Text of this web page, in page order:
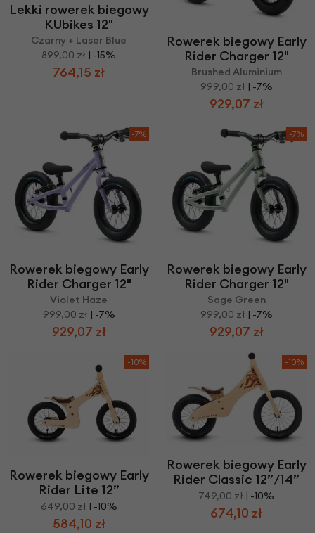
Lekki rowerek biegowy
KUbikes 12"
Czarny + Laser Blue
899,00 zł | -15%
764,15 zł
Rowerek biegowy Early
Rider Charger 12"
Brushed Aluminium
999,00 zł | -7%
929,07 zł
-7%
Rowerek biegowy Early
Rider Charger 12"
Violet Haze
999,00 zł | -7%
929,07 zł
-7%
Rowerek biegowy Early
Rider Charger 12"
Sage Green
999,00 zł | -7%
929,07 zł
-10%
Rowerek biegowy Early
Rider Lite 12”
649,00 zł | -10%
584,10 zł
-10%
Rowerek biegowy Early
Rider Classic 12”/14”
749,00 zł | -10%
674,10 zł